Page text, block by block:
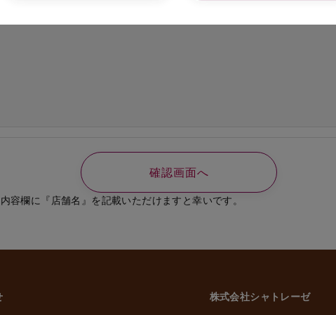
業員、役員に関する個人情報
載した利用目的以外で個人情報を取得または利用する場合は、個別に利用目的を明示
三者への委託・提供について
容欄に『店舗名』を記載いただけますと幸いです。
株式会社シャトレーゼ